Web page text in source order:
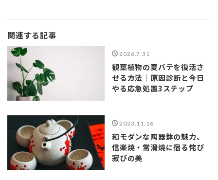
関連する記事
2026.7.31
観葉植物の夏バテを復活さ
せる方法｜原因診断と今日
やる応急処置3ステップ
2023.11.16
和モダンな陶器鉢の魅力、
信楽焼・常滑焼に宿る侘び
寂びの美